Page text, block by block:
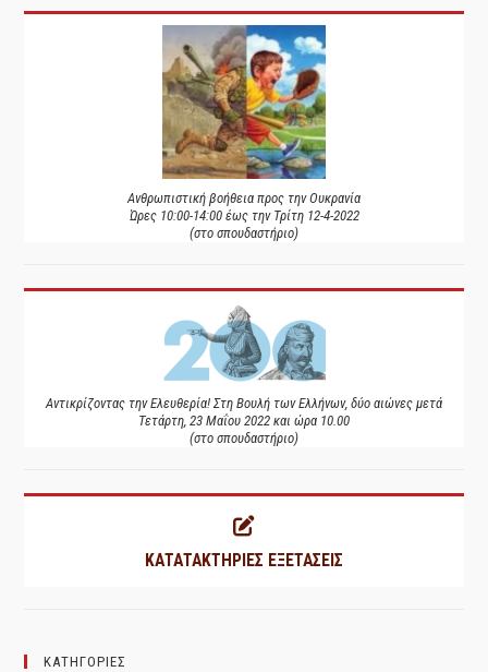
Ανθρωπιστική βοήθεια προς την Ουκρανία
Ώρες 10:00-14:00 έως την Τρίτη 12-4-2022
(στο σπουδαστήριο)
Αντικρίζοντας την Ελευθερία! Στη Βουλή των Ελλήνων, δύο αιώνες μετά
Τετάρτη, 23 Μαΐου 2022 και ώρα 10.00
(στο σπουδαστήριο)
ΚΑΤΑΤΑΚΤΗΡΙΕΣ ΕΞΕΤΑΣΕΙΣ
ΚΑΤΗΓΟΡΙΕΣ